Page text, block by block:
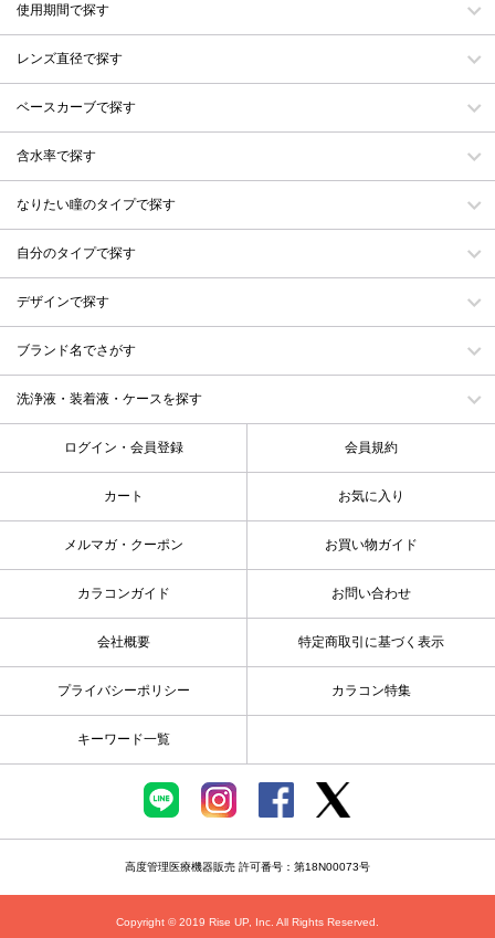
使用期間で探す
レンズ直径で探す
ベースカーブで探す
含水率で探す
なりたい瞳のタイプで探す
自分のタイプで探す
デザインで探す
ブランド名でさがす
洗浄液・装着液・ケースを探す
ログイン・会員登録 会員規約
カート お気に入り
メルマガ・クーポン お買い物ガイド
カラコンガイド お問い合わせ
会社概要 特定商取引に基づく表示
プライバシーポリシー カラコン特集
キーワード一覧
高度管理医療機器販売 許可番号：第18N00073号
Copyright © 2019 Rise UP, Inc. All Rights Reserved.